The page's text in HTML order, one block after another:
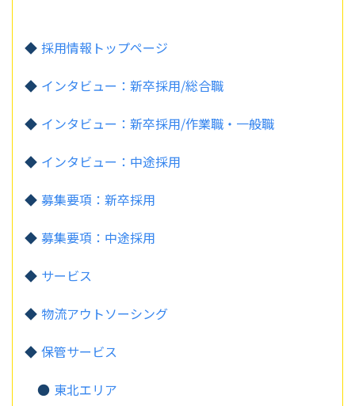
採用情報トップページ
インタビュー：新卒採用/総合職
インタビュー：新卒採用/作業職・一般職
インタビュー：中途採用
募集要項：新卒採用
募集要項：中途採用
サービス
物流アウトソーシング
保管サービス
東北エリア